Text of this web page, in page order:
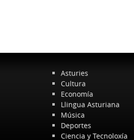
Asturies
Cultura
Economía
Llingua Asturiana
Música
Deportes
Ciencia y Tecnoloxía